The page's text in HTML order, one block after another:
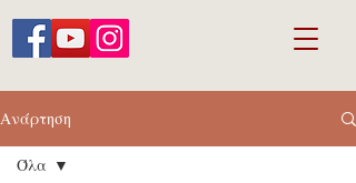
Ανάρτηση
Όλα